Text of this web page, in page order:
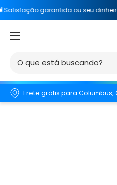
garantida ou seu dinheiro de volta